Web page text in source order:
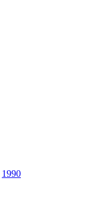
1990